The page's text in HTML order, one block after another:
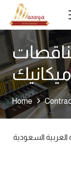
Home
السعودية